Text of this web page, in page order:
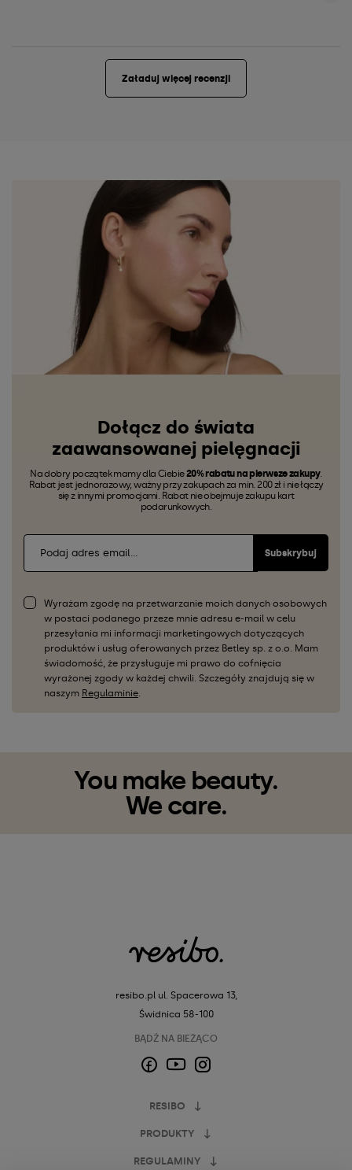
Załaduj więcej recenzji
Dołącz do świata
zaawansowanej pielęgnacji
Na dobry początek mamy dla Ciebie20% rabatu na pierwsze zakupy.
Rabat jest jednorazowy, ważny przy zakupach za min. 200 zł i nie łączy
się z innymi promocjami. Rabat nie obejmuje zakupu kart
podarunkowych.
Subskrybuj
Wyrażam zgodę na przetwarzanie moich danych osobowych
w postaci podanego przeze mnie adresu e-mail w celu
przesyłania mi informacji marketingowych dotyczących
produktów i usług oferowanych przez Betley sp. z o.o. Mam
świadomość, że przysługuje mi prawo do cofnięcia
wyrażonej zgody w każdej chwili. Szczegóły znajdują się w
naszym Regulaminie
You make beauty.
We care.
BĄDŹ NA BIEŻĄCO
resibo.pl ul. Spacerowa 13,
Świdnica 58-100
RESIBO
PRODUKTY
REGULAMINY